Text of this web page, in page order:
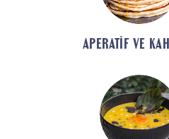
APERATIF VE